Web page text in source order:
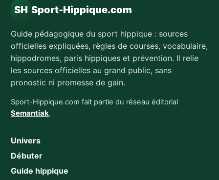
SH Sport-Hippique.com
Guide pédagogique du sport hippique : sources
officielles expliquées, règles de courses, vocabulaire,
hippodromes, paris hippiques et prévention. Il relie
les sources officielles au grand public, sans
pronostic ni promesse de gain.
Sport-Hippique.com fait partie du réseau éditorial
Semantiak.
Univers
Débuter
Guide hippique